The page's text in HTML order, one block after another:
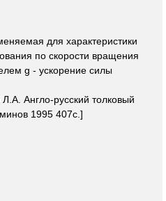
для характеристики
по скорости вращения
g - ускорение силы
Англо-русский толковый
1995 407с.]